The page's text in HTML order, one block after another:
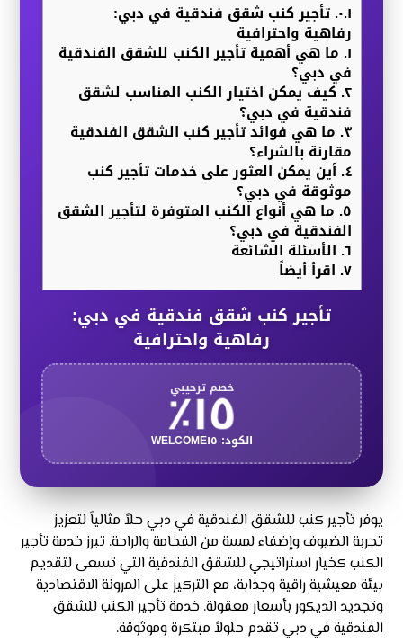
٠.١. تأجير كنب شقق فندقية في دبي:
رفاهية واحترافية
١. ما هي أهمية تأجير الكنب للشقق الفندقية
في دبي؟
٢. كيف يمكن اختيار الكنب المناسب لشقق
فندقية في دبي؟
٣. ما هي فوائد تأجير كنب الشقق الفندقية
مقارنة بالشراء؟
٤. أين يمكن العثور على خدمات تأجير كنب
موثوقة في دبي؟
٥. ما هي أنواع الكنب المتوفرة لتأجير الشقق
الفندقية في دبي؟
٦. الأسئلة الشائعة
٧. اقرأ أيضاً
تأجير كنب شقق فندقية في دبي:
رفاهية واحترافية
خصم ترحيبي
١٥٪الكود: WELCOME١٥
يوفر تأجير كنب للشقق الفندقية في دبي حلاً مثالياً لتعزيز
تجربة الضيوف وإضفاء لمسة من الفخامة والراحة. تبرز خدمة تأجير
الكنب كخيار استراتيجي للشقق الفندقية التي تسعى لتقديم
بيئة معيشية راقية وجذابة، مع التركيز على المرونة الاقتصادية
وتجديد الديكور بأسعار معقولة. خدمة تأجير الكنب للشقق
الفندقية في دبي تقدم حلولاً مبتكرة وموثوقة.